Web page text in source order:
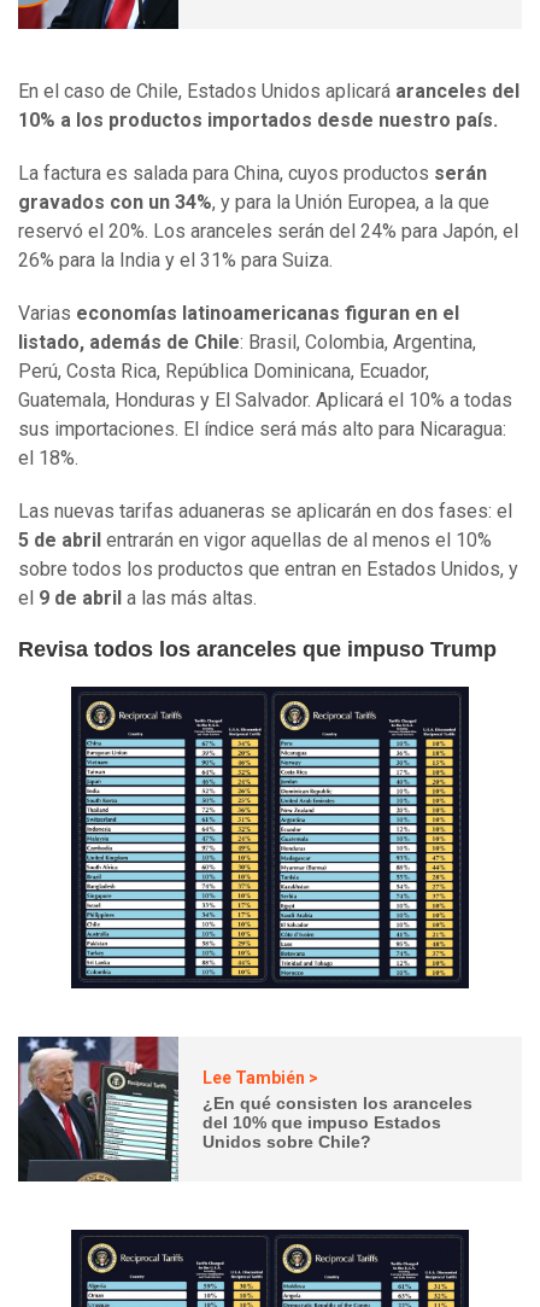
En el caso de Chile, Estados Unidos aplicará aranceles del
10% a los productos importados desde nuestro país.
La factura es salada para China, cuyos productos serán
gravados con un 34%, y para la Unión Europea, a la que
reservó el 20%. Los aranceles serán del 24% para Japón, el
26% para la India y el 31% para Suiza.
Varias economías latinoamericanas figuran en el
listado, además de Chile: Brasil, Colombia, Argentina,
Perú, Costa Rica, República Dominicana, Ecuador,
Guatemala, Honduras y El Salvador. Aplicará el 10% a todas
sus importaciones. El índice será más alto para Nicaragua:
el 18%.
Las nuevas tarifas aduaneras se aplicarán en dos fases: el
5 de abril entrarán en vigor aquellas de al menos el 10%
sobre todos los productos que entran en Estados Unidos, y
el 9 de abril a las más altas.
Revisa todos los aranceles que impuso Trump
Lee También >
¿En qué consisten los aranceles
del 10% que impuso Estados
Unidos sobre Chile?